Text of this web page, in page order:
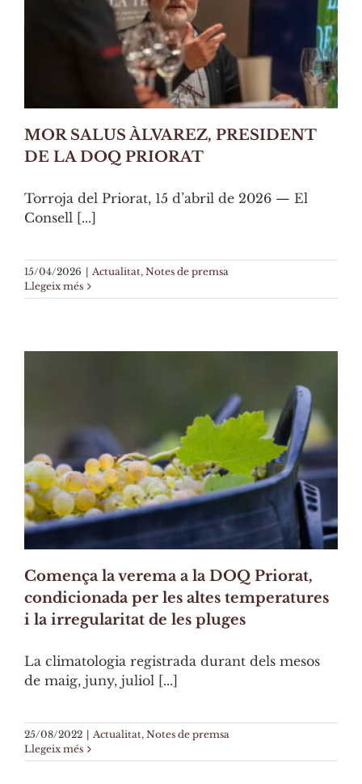
MOR SALUS ÀLVAREZ, PRESIDENT
DE LA DOQ PRIORAT
Torroja del Priorat, 15 d’abril de 2026 — El
Consell [...]
15/04/2026 | Actualitat, Notes de premsa
Llegeix més
Comença la verema a la DOQ Priorat,
condicionada per les altes temperatures
i la irregularitat de les pluges
La climatologia registrada durant dels mesos
de maig, juny, juliol [...]
25/08/2022 | Actualitat, Notes de premsa
Llegeix més